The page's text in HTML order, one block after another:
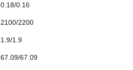
0.18/0.16
2100/2200
1.9/1.9
67.09/67.09